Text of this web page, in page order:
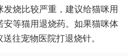
烧比较严重，建议给猫咪用
安等猫用退烧药。如果猫咪体
往宠物医院打退烧针。